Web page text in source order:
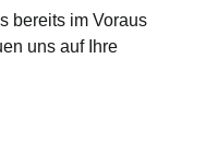
bereits im Voraus
uns auf Ihre